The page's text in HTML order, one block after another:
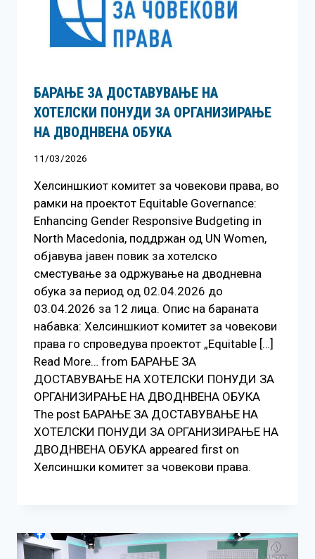
БАРАЊЕ ЗА ДОСТАВУВАЊЕ НA
ХОТЕЛСКИ ПОНУДИ ЗА ОРГАНИЗИРАЊЕ
НА ДВОДНВЕНА ОБУКА
11/03/2026
Хелсиншкиот комитет за човекови права, во
рамки на проектот Equitable Governance:
Enhancing Gender Responsive Budgeting in
North Macedonia, поддржан од UN Women,
објавува јавен повик за хотелско
сместување за одржување на дводневна
обука за период од 02.04.2026 до
03.04.2026 за 12 лица. Опис на бараната
набавка: Хелсиншкиот комитет за човекови
права го спроведува проектот „Equitable […]
Read More… from БАРАЊЕ ЗА
ДОСТАВУВАЊЕ НA ХОТЕЛСКИ ПОНУДИ ЗА
ОРГАНИЗИРАЊЕ НА ДВОДНВЕНА ОБУКА
The post БАРАЊЕ ЗА ДОСТАВУВАЊЕ НA
ХОТЕЛСКИ ПОНУДИ ЗА ОРГАНИЗИРАЊЕ НА
ДВОДНВЕНА ОБУКА appeared first on
Хелсиншки комитет за човекови права.